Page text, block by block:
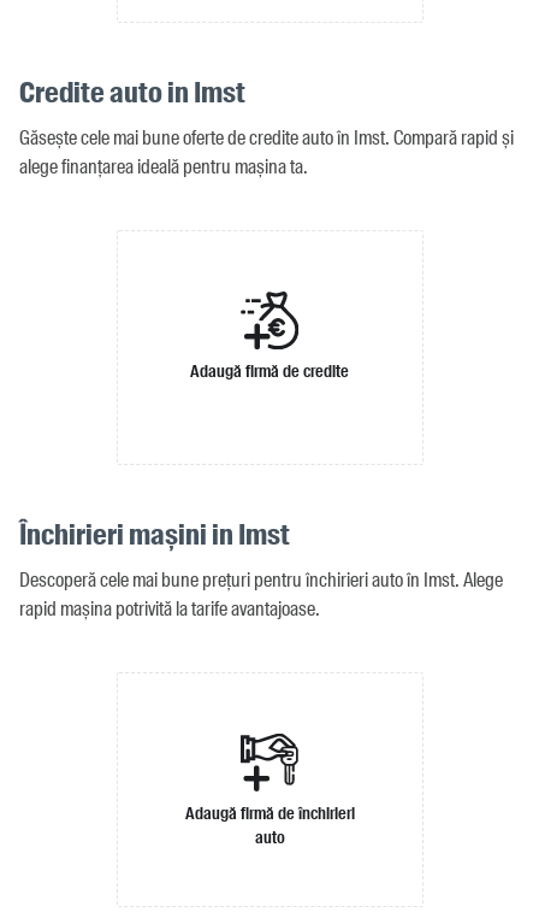
Credite auto in Imst
Găsește cele mai bune oferte de credite auto în Imst. Compară rapid și
alege finanțarea ideală pentru mașina ta.
Adaugă firmă de credite
Închirieri mașini in Imst
Descoperă cele mai bune prețuri pentru închirieri auto în Imst. Alege
rapid mașina potrivită la tarife avantajoase.
Adaugă firmă de închirieri
auto